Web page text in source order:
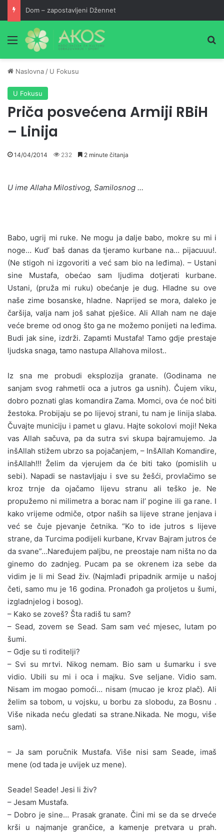
Dom – zapostavljeni Džennet
Meni
Naslovna / U Fokusu
U Fokusu
Priča posvećena Armiji RBiH
– Linija
14/04/2014 232 2 minute čitanja
U ime Allaha Milostivog, Samilosnog …
Babo, ugrij mi ruke. Ne mogu ja dalje babo, mokre su mi i
noge… Kud’ baš danas da tjeramo kurbane na… pijacuuu!.
(Ne stigoh ni izgovoriti a već sam bio na leđima). – Ustani
sine Mustafa, obećao sam ljudima dotjerati kurbane.
Ustani, (pruža mi ruku) obećanje je dug. Hladne su ove
naše zime bosanske, hladne. Naprijed se mora, daleko je
čaršija, valja nam još sahat pješice. Ali Allah nam ne daje
veće breme od onog što ga ne možemo ponijeti na leđima.
Budi jak sine, izdrži. Zapamti Mustafa! Tamo gdje prestaje
ljudska snaga, tamo nastupa Allahova milost..
Iz sna me probudi eksplozija granate. (Godinama ne
sanjam svog rahmetli oca a jutros ga usnih). Čujem viku,
dobro poznati glas komandira Zama. Momci, ova će noć biti
žestoka. Probijaju se po lijevoj strani, tu nam je linija slaba.
Čuvajte municiju i pamet u glavu. Hajte sokolovi moji! Neka
vas Allah sačuva, pa da sutra svi skupa bajramujemo. Ja
inšAllah stižem ubrzo sa pojačanjem, – InšAllah Komandire,
inšAllah!!! Želim da vjerujem da će biti tako (pomislih u
sebi). Napadi se nastavljaju i sve su žešći, provlačimo se
kroz trnje da ojačamo lijevu stranu ali teško je. Ne
propužemo ni milimetra a borac nam il’ pogine ili ga rane. I
kako vrijeme odmiče, otpor naših sa lijeve strane jenjava i
već se čuje pjevanje četnika. “Ko to ide jutros s lijeve
strane, da Turcima podijeli kurbane, Krvav Bajram jutros će
da svane”…Naređujem paljbu, ne preostaje nam ništa no da
ginemo do zadnjeg. Pucam pa se okrenem iza sebe da
vidim je li mi Sead živ. (Najmlađi pripadnik armije u našoj
četi, samo mu je 16 godina. Pronađoh ga proljetos u šumi,
izgladnjelog i bosog).
– Kako se zoveš? Šta radiš tu sam?
– Sead, zovem se Sead. Sam sam već mjesec, lutam po
šumi.
– Gdje su ti roditelji?
– Svi su mrtvi. Nikog nemam. Bio sam u šumarku i sve
vidio. Ubili su mi i oca i majku. Sve seljane. Vidio sam.
Nisam im mogao pomoći… nisam (mucao je kroz plač). Ali
želim sa tobom, u vojsku, u borbu za slobodu, za Bosnu .
Više nikada neću gledati sa strane.Nikada. Ne mogu, više
sam).
– Ja sam poručnik Mustafa. Više nisi sam Seade, imaš
mene (od tada je uvijek uz mene).
Seade! Seade! Jesi li živ?
– Jesam Mustafa.
– Dobro je sine… Prasak granate. Čini mi se da se drveće
krši u najmanje grančice, a kamenje pretvara u prah.